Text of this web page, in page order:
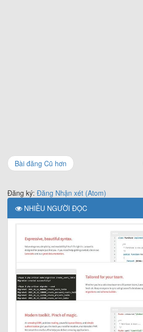
Bài đăng Cũ hơn
Đăng ký: Đăng Nhận xét (Atom)
NHIỀU NGƯỜI ĐỌC